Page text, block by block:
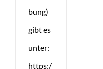
bung)
gibt es
unter:
https:/